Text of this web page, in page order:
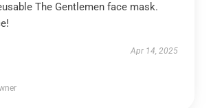
The Gentlemen face mask.
Apr 14, 2025